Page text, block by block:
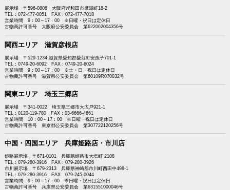
展示場 〒596-0806 大阪府岸和田市摩湯町18-2
TEL：072-477-0051 FAX：072-477-7018
営業時間 9：00～17：00 ※日曜・祝日は定休日
古物商許可番号 大阪府公安委員会 第622062004356号
関西エリア 滋賀彦根店
展示場 〒529-1234 滋賀県愛知郡愛荘町安孫子701-1
TEL：0749-20-6092 FAX：0749-20-6024
営業時間 9：00～17：00 ※土・日・祝日は定休日
古物商許可番号 滋賀県公安委員会 第60109R070032号
関東エリア 埼玉三郷店
展示場 〒341-0022 埼玉県三郷市大広戸921-1
TEL：0120-119-780 FAX：03-6666-4661
営業時間 10：00～17：00 ※日曜・祝日は定休日
古物商許可番号 東京都公安委員会 第307722120256号
中国・四国エリア 兵庫姫路店・市川店
姫路展示場 〒671-0101 兵庫県姫路市大塩町 2108
TEL：079-280-3916 FAX：079-280-3926
市川展示場 〒679-2313 兵庫県神崎郡市川町西田中498-1
TEL：079-280-3916 FAX 079-245-0044
営業時間 9：00～17：00 ※日曜・祝日は定休日
古物商許可番号 兵庫県公安委員会 第631551000046号